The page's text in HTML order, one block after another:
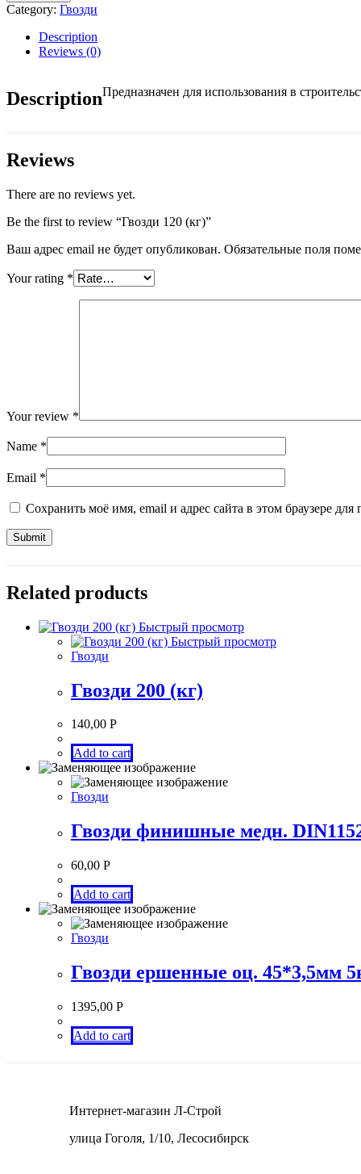
quantity
Category: Гвозди
Description
Reviews (0)
DescriptionПредназначен для использования в
Reviews
There are no reviews yet.
Be the first to review “Гвозди 120 (кг)”
Ваш адрес email не будет опубликован. Обязательные поля
Your rating *
Your review *
Name *
Email *
Сохранить моё имя, email и адрес сайта в этом браузере
Related products
Быстрый просмотр
Быстрый просмотр
Гвозди
Гвозди 200 (кг)
140,00 Р
Add to cart
Гвозди
Гвозди финишные медн.
60,00 Р
Add to cart
Гвозди
Гвозди ершенные оц.
1395,00 Р
Add to cart
Интернет-магазин Л-Строй
улица Гоголя, 1/10, Лесосибирск